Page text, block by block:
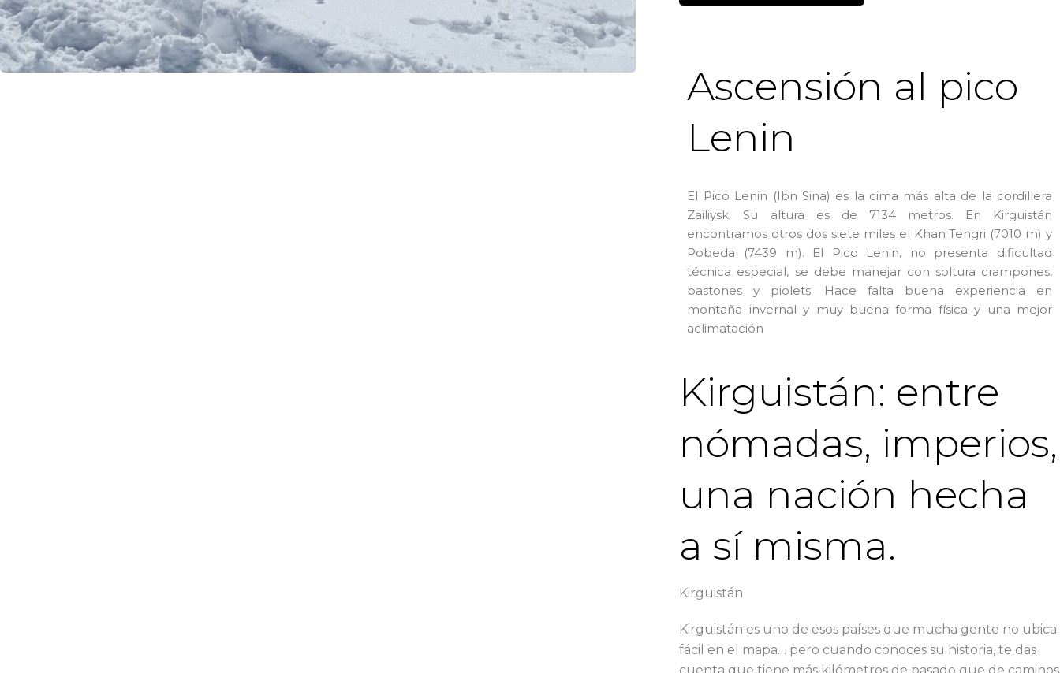
Ascensión al pico
Lenin
El Pico Lenin (Ibn Sina) es la cima más alta de la cordillera
Zailiysk. Su altura es de 7134 metros. En Kirguistán
encontramos otros dos siete miles el Khan Tengri (7010 m) y
Pobeda (7439 m). El Pico Lenin, no presenta dificultad
técnica especial, se debe manejar con soltura crampones,
bastones y piolets. Hace falta buena experiencia en
montaña invernal y muy buena forma física y una mejor
aclimatación
Kirguistán: entre
nómadas, imperios,
una nación hecha
a sí misma.
Kirguistán
Kirguistán es uno de esos países que mucha gente no ubica
fácil en el mapa… pero cuando conoces su historia, te das